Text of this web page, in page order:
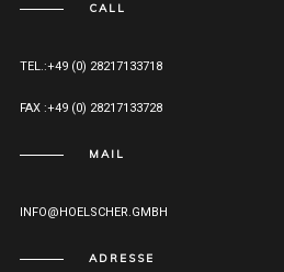
CALL
TEL.:+49 (0) 28217133718
FAX :+49 (0) 28217133728
MAIL
INFO@HOELSCHER.GMBH
ADRESSE